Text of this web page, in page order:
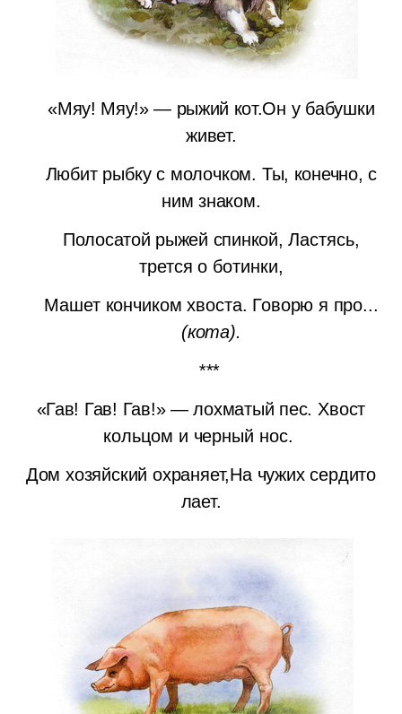
«Мяу! Мяу!» — рыжий кот.Он у бабушки
живет.
Любит рыбку с молочком. Ты, конечно, с
ним знаком.
Полосатой рыжей спинкой,Ластясь,
трется о ботинки,
Машет кончиком хвоста. Говорю я про...
(кота).
***
«Гав! Гав! Гав!» — лохматый пес. Хвост
кольцом и черный нос.
Дом хозяйский охраняет,На чужих сердито
лает.